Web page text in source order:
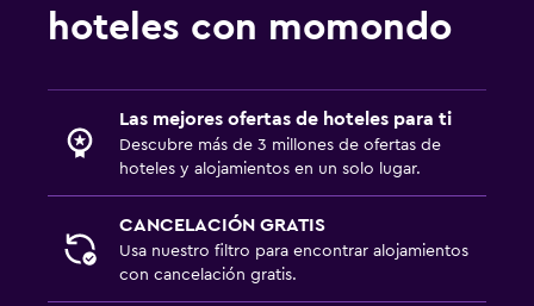
hoteles con momondo
Las mejores ofertas de hoteles para ti
Descubre más de 3 millones de ofertas de
hoteles y alojamientos en un solo lugar.
CANCELACIÓN GRATIS
Usa nuestro filtro para encontrar alojamientos
con cancelación gratis.